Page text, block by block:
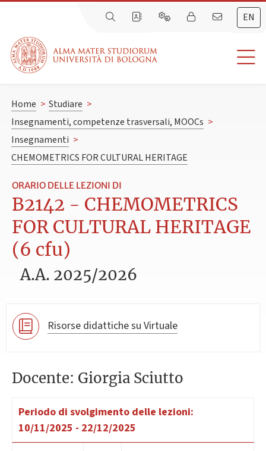
EN
Home > Studiare >
Insegnamenti, competenze trasversali, MOOCs >
Insegnamenti >
CHEMOMETRICS FOR CULTURAL HERITAGE
ORARIO DELLE LEZIONI DI
B2142 - CHEMOMETRICS
FOR CULTURAL HERITAGE
(6 cfu)
A.A. 2025/2026
Risorse didattiche su Virtuale
Docente: Giorgia Sciutto
Periodo di svolgimento delle lezioni:
10/11/2025 - 22/12/2025